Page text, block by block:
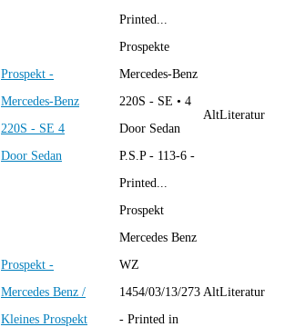
Printed...
Prospekt -
Mercedes-Benz
220S - SE 4
Door Sedan
Prospekte
Mercedes-Benz
220S - SE • 4
Door Sedan
P.S.P - 113-6 -
Printed...
AltLiteratur
Prospekt -
Mercedes Benz /
Kleines Prospekt
Prospekt
Mercedes Benz
WZ
1454/03/13/273
- Printed in
AltLiteratur